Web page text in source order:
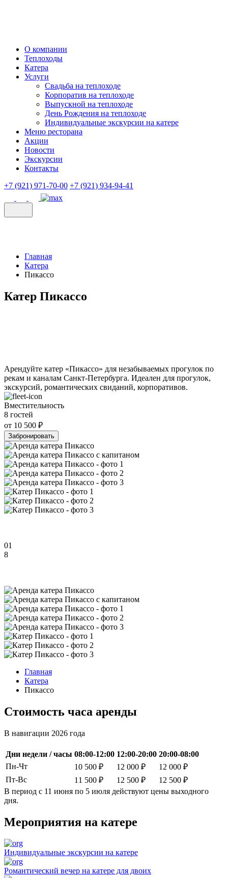
О компании
Теплоходы
Катера
Услуги
Свадьба на теплоходе
Корпоратив на теплоходе
Выпускной на теплоходе
День Рождения на теплоходе
Индивидуальные экскурсии на катере
Меню ресторана
Акции
Новости
Экскурсии
Контакты
+7 (921) 971-70-00 +7 (921) 934-94-41
Главная
Катера
Пикассо
Катер Пикассо
Арендуйте катер «Пикассо» для незабываемых прогулок по
рекам и каналам Санкт-Петербурга. Идеален для прогулок,
экскурсий, романтических свиданий, корпоративов.
Вместительность
8 гостей
от 10 500 ₽
Забронировать
01
8
Главная
Катера
Пикассо
Стоимость часа аренды
В навигации 2026 года
Дни недели / часы 08:00-12:00 12:00-20:00 20:00-08:00
Пн-Чт
10 500 ₽ 12 000 ₽
12 000 ₽
Пт-Вс
11 500 ₽ 12 500 ₽
12 500 ₽
В период с 11 июня по 5 июля действуют цены выходного
дня.
Мероприятия на катере
Индивидуальные экскурсии на катере
Романтический вечер на катере для двоих